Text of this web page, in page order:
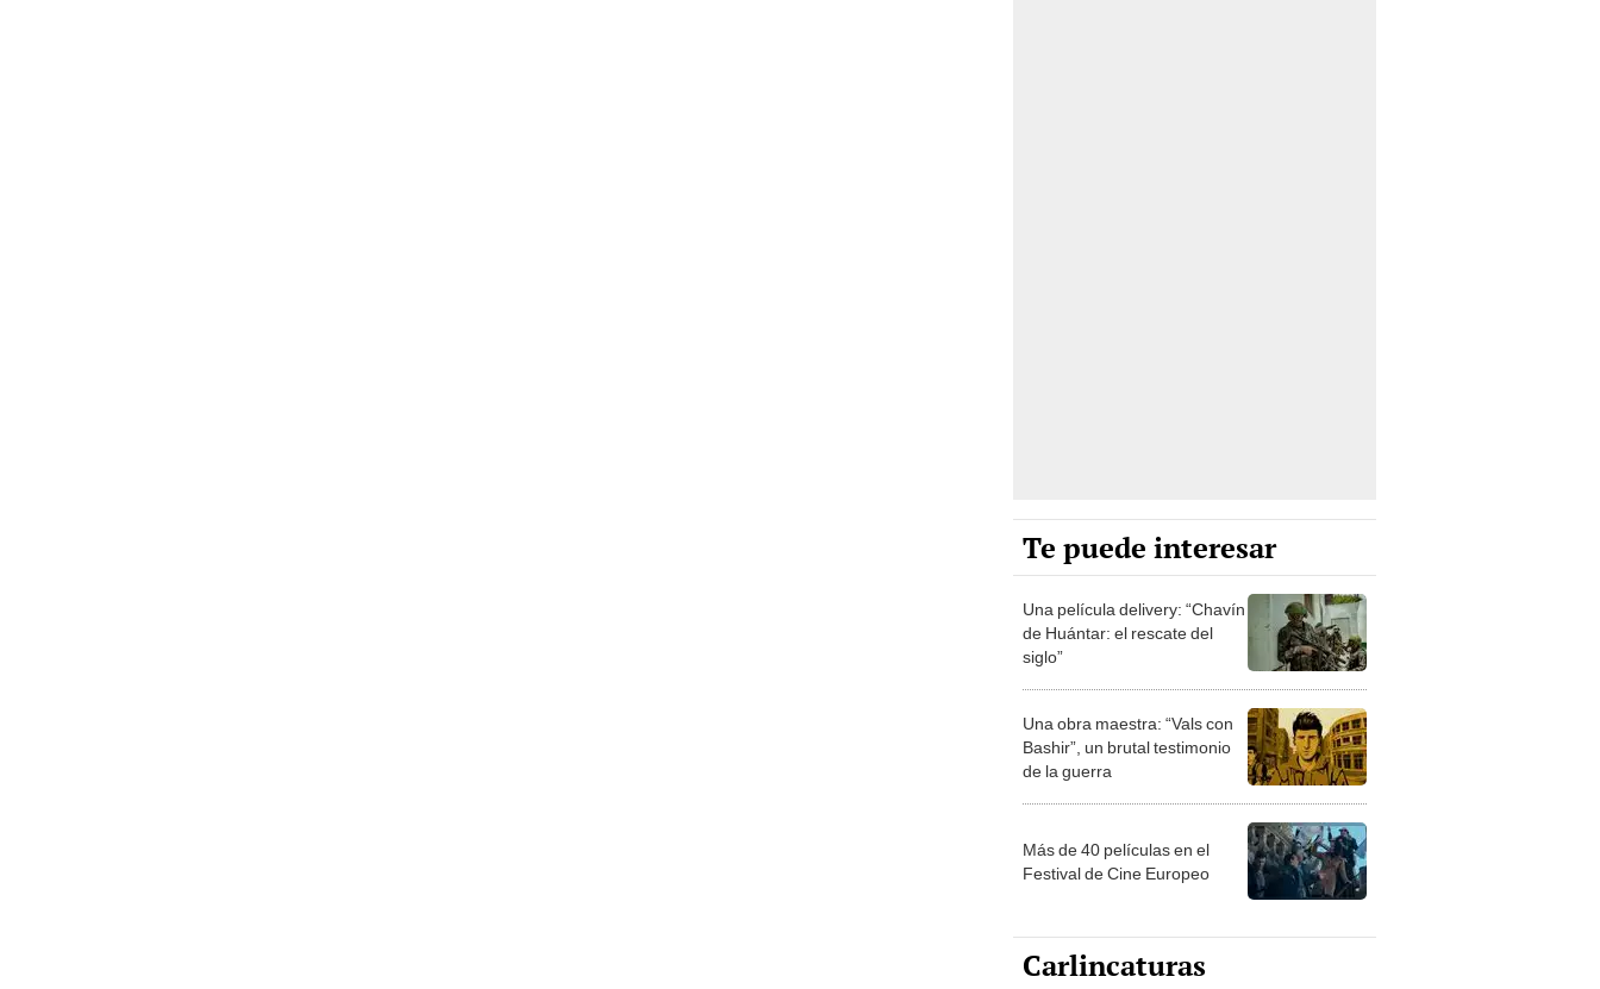
Te puede interesar
Una película delivery: “Chavín
de Huántar: el rescate del
siglo”
Una obra maestra: “Vals con
Bashir”, un brutal testimonio
de la guerra
Más de 40 películas en el
Festival de Cine Europeo
Carlincaturas